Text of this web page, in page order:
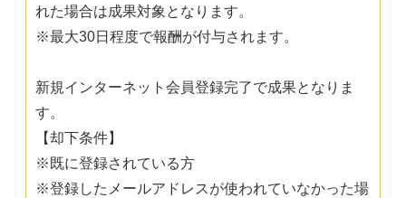
れた場合は成果対象となります。
※最大30日程度で報酬が付与されます。
新規インターネット会員登録完了で成果となりま
す。
【却下条件】
※既に登録されている方
※登録したメールアドレスが使われていなかった場